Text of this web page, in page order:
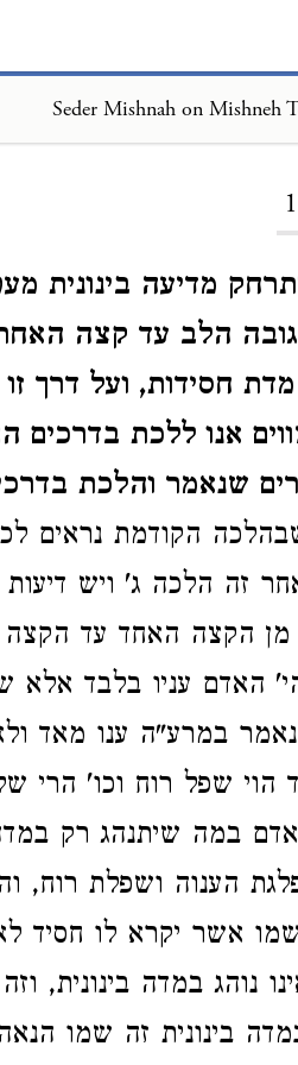
Seder Mishnah on Mishneh
מדיעה בינונית
הלב עד קצה
חסידות, ועל דרך
אנו ללכת בדרכים
שנאמר והלכת
הקודמת נראים
זה הלכה ג' ויש
מן הקצה האחד עד
האדם עניו בלבד אלא
נאמר במרע"ה ענו מאד
הוי שפל רוח וכו' הרי
במה שיתנהג רק
הענוה ושפלת רוח,
אשר יקרא לו חסיד
נוהג במדה בינונית,
בינונית זה שמו